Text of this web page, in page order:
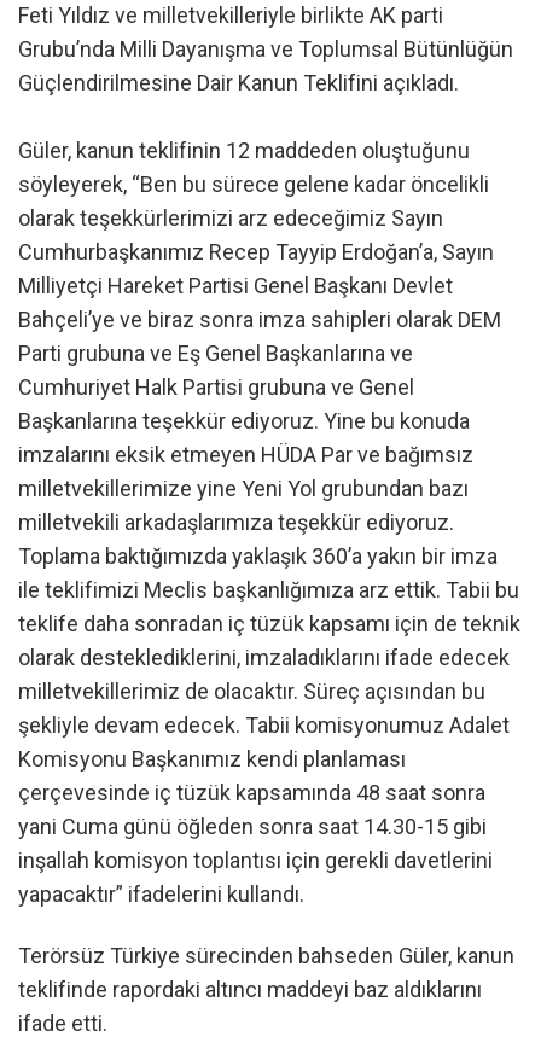
Feti Yıldız ve milletvekilleriyle birlikte AK parti
Grubu’nda Milli Dayanışma ve Toplumsal Bütünlüğün
Güçlendirilmesine Dair Kanun Teklifini açıkladı.
Güler, kanun teklifinin 12 maddeden oluştuğunu
söyleyerek, “Ben bu sürece gelene kadar öncelikli
olarak teşekkürlerimizi arz edeceğimiz Sayın
Cumhurbaşkanımız Recep Tayyip Erdoğan’a, Sayın
Milliyetçi Hareket Partisi Genel Başkanı Devlet
Bahçeli’ye ve biraz sonra imza sahipleri olarak DEM
Parti grubuna ve Eş Genel Başkanlarına ve
Cumhuriyet Halk Partisi grubuna ve Genel
Başkanlarına teşekkür ediyoruz. Yine bu konuda
imzalarını eksik etmeyen HÜDA Par ve bağımsız
milletvekillerimize yine Yeni Yol grubundan bazı
milletvekili arkadaşlarımıza teşekkür ediyoruz.
Toplama baktığımızda yaklaşık 360’a yakın bir imza
ile teklifimizi Meclis başkanlığımıza arz ettik. Tabii bu
teklife daha sonradan iç tüzük kapsamı için de teknik
olarak desteklediklerini, imzaladıklarını ifade edecek
milletvekillerimiz de olacaktır. Süreç açısından bu
şekliyle devam edecek. Tabii komisyonumuz Adalet
Komisyonu Başkanımız kendi planlaması
çerçevesinde iç tüzük kapsamında 48 saat sonra
yani Cuma günü öğleden sonra saat 14.30-15 gibi
inşallah komisyon toplantısı için gerekli davetlerini
yapacaktır” ifadelerini kullandı.
Terörsüz Türkiye sürecinden bahseden Güler, kanun
teklifinde rapordaki altıncı maddeyi baz aldıklarını
ifade etti.